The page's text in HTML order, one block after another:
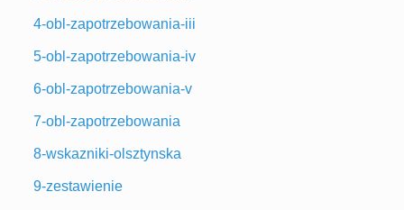
4-obl-zapotrzebowania-iii
5-obl-zapotrzebowania-iv
6-obl-zapotrzebowania-v
7-obl-zapotrzebowania
8-wskazniki-olsztynska
9-zestawienie